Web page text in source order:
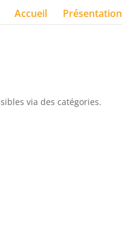
Accueil Présentation
via des catégories.